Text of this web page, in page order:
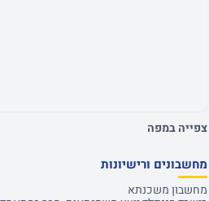
צפייה במפה
מחשבונים ורישיונות
מחשבון משכנתא